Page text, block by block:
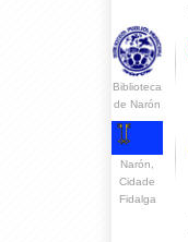
Biblioteca
de Narón
Narón,
Cidade
Fidalga